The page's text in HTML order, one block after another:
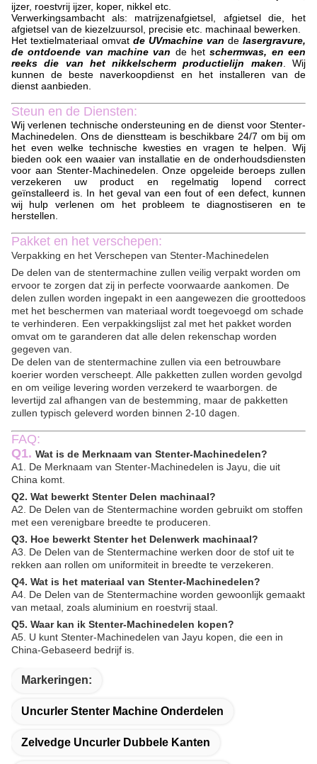
ijzer, roestvrij ijzer, koper, nikkel etc.
Verwerkingsambacht als: matrijzenafgietsel, afgietsel die, het
afgietsel van de kiezelzuursol, precisie etc. machinaal bewerken.
Het textielmateriaal omvat de UVmachine van de lasergravure,
de ontdoende van machine van de hetschermwas, en een
reeks die van het nikkelscherm productielijn maken. Wij
kunnen de beste naverkoopdienst en het installeren van de
dienst aanbieden.
Steun en de Diensten:
Wij verlenen technische ondersteuning en de dienst voor Stenter-
Machinedelen. Ons de dienstteam is beschikbare 24/7 om bij om
het even welke technische kwesties en vragen te helpen. Wij
bieden ook een waaier van installatie en de onderhoudsdiensten
voor aan Stenter-Machinedelen. Onze opgeleide beroeps zullen
verzekeren uw product en regelmatig lopend correct
geïnstalleerd is. In het geval van een fout of een defect, kunnen
wij hulp verlenen om het probleem te diagnostiseren en te
herstellen.
Pakket en het verschepen:
Verpakking en het Verschepen van Stenter-Machinedelen
De delen van de stentermachine zullen veilig verpakt worden om
ervoor te zorgen dat zij in perfecte voorwaarde aankomen. De
delen zullen worden ingepakt in een aangewezen die groottedoos
met het beschermen van materiaal wordt toegevoegd om schade
te verhinderen. Een verpakkingslijst zal met het pakket worden
omvat om te garanderen dat alle delen rekenschap worden
gegeven van.
De delen van de stentermachine zullen via een betrouwbare
koerier worden verscheept. Alle pakketten zullen worden gevolgd
en om veilige levering worden verzekerd te waarborgen. de
levertijd zal afhangen van de bestemming, maar de pakketten
zullen typisch geleverd worden binnen 2-10 dagen.
FAQ:
Q1. Wat is de Merknaam van Stenter-Machinedelen?
A1. De Merknaam van Stenter-Machinedelen is Jayu, die uit
China komt.
Q2. Wat bewerkt Stenter Delen machinaal?
A2. De Delen van de Stentermachine worden gebruikt om stoffen
met een verenigbare breedte te produceren.
Q3. Hoe bewerkt Stenter het Delenwerk machinaal?
A3. De Delen van de Stentermachine werken door de stof uit te
rekken aan rollen om uniformiteit in breedte te verzekeren.
Q4. Wat is het materiaal van Stenter-Machinedelen?
A4. De Delen van de Stentermachine worden gewoonlijk gemaakt
van metaal, zoals aluminium en roestvrij staal.
Q5. Waar kan ik Stenter-Machinedelen kopen?
A5. U kunt Stenter-Machinedelen van Jayu kopen, die een in
China-Gebaseerd bedrijf is.
Markeringen:
Uncurler Stenter Machine Onderdelen
Zelvedge Uncurler Dubbele Kanten